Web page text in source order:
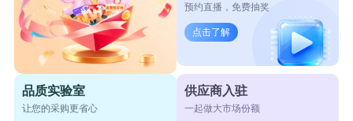
预约直播，免费抽奖
点击了解
品质实验室
让您的采购更省心
供应商入驻
一起做大市场份额